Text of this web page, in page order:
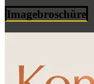
Imagebroschüre